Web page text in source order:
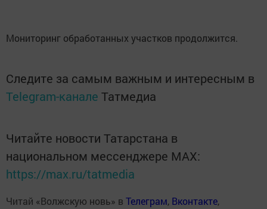
Мониторинг обработанных участков продолжится.
Следите за самым важным и интересным в
Telegram-канале Татмедиа
Читайте новости Татарстана в
национальном мессенджере MАХ:
https://max.ru/tatmedia
Читай «Волжскую новь» в Телеграм, Вконтакте,